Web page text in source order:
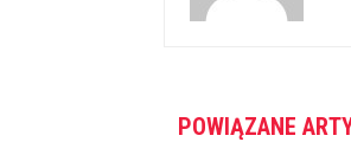
POWIĄZANE